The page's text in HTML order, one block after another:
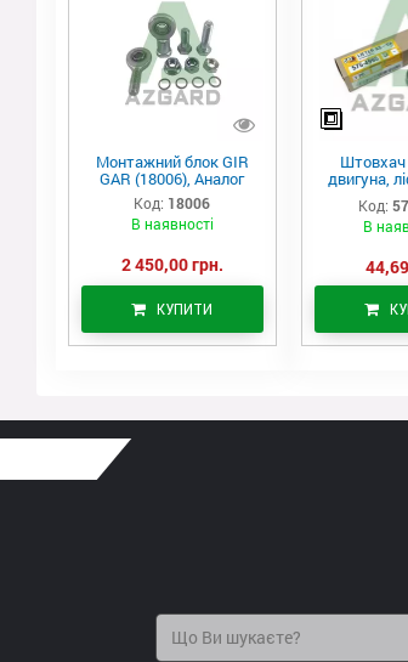
Монтажний блок GIR
GAR (18006), Аналог
Код: 18006
В наявності
2 450,00 грн.
КУПИТИ
Штовхач
двигуна,
Код:
В